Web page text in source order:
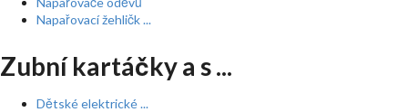
Napařovací žehličk ...
Zubní kartáčky a s ...
Dětské elektrické ...